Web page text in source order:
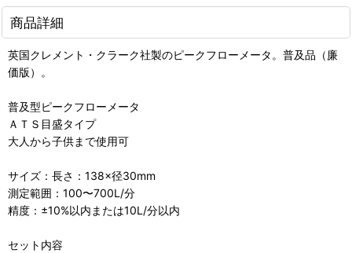
商品詳細
英国クレメント・クラーク社製のピークフローメータ。普及品（廉
価版）。
普及型ピークフローメータ
ＡＴＳ目盛タイプ
大人から子供まで使用可
サイズ：長さ：138×径30mm
測定範囲：100〜700L/分
精度：±10%以内または10L/分以内
セット内容